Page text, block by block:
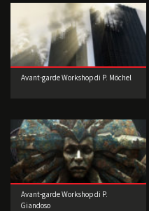
Avant-garde Workshop di P. Möchel
Avant-garde Workshop di P.
Giandoso